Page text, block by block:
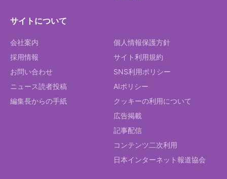
サイトについて
会社案内
採用情報
お問い合わせ
ニュース読者投稿
編集長からの手紙
個人情報保護方針
サイト利用規約
SNS利用ポリシー
AIポリシー
クッキーの利用について
広告掲載
記事配信
コンテンツ二次利用
日本インターネット報道協会